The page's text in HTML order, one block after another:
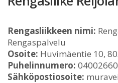
Rengasliikkeen nimi:
Rengaspalvelu
Osoite: Huvimäentie 10,
Puhelinnumero:
Sähköpostiosoite: